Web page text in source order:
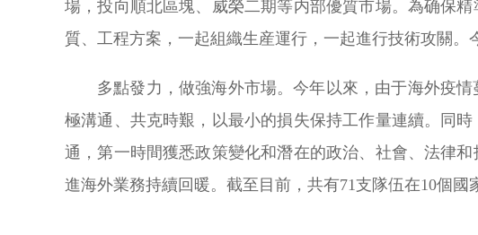
場，投向順北區塊、威榮二期等内部優質市場。為确保
質、工程方案，一起組織生産運行，一起進行技術攻關。
多點發力，做強海外市場。今年以來，由于海外疫
極溝通、共克時艱，以最小的損失保持工作量連續。同
通，第一時間獲悉政策變化和潛在的政治、社會、法律
進海外業務持續回暖。截至目前，共有71支隊伍在10個